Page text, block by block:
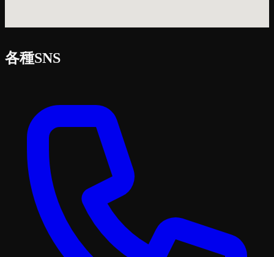
各種SNS